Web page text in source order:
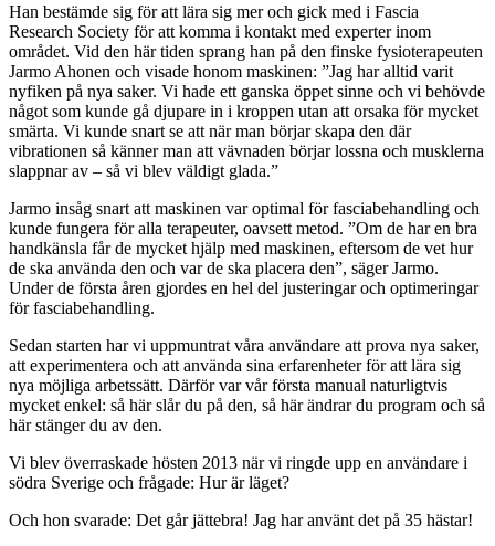
Han bestämde sig för att lära sig mer och gick med i Fascia
Research Society för att komma i kontakt med experter inom
området. Vid den här tiden sprang han på den finske fysioterapeuten
Jarmo Ahonen och visade honom maskinen: ”Jag har alltid varit
nyfiken på nya saker. Vi hade ett ganska öppet sinne och vi behövde
något som kunde gå djupare in i kroppen utan att orsaka för mycket
smärta. Vi kunde snart se att när man börjar skapa den där
vibrationen så känner man att vävnaden börjar lossna och musklerna
slappnar av – så vi blev väldigt glada.”
Jarmo insåg snart att maskinen var optimal för fasciabehandling och
kunde fungera för alla terapeuter, oavsett metod. ”Om de har en bra
handkänsla får de mycket hjälp med maskinen, eftersom de vet hur
de ska använda den och var de ska placera den”, säger Jarmo.
Under de första åren gjordes en hel del justeringar och optimeringar
för fasciabehandling.
Sedan starten har vi uppmuntrat våra användare att prova nya saker,
att experimentera och att använda sina erfarenheter för att lära sig
nya möjliga arbetssätt. Därför var vår första manual naturligtvis
mycket enkel: så här slår du på den, så här ändrar du program och så
här stänger du av den.
Vi blev överraskade hösten 2013 när vi ringde upp en användare i
södra Sverige och frågade: Hur är läget?
Och hon svarade: Det går jättebra! Jag har använt det på 35 hästar!